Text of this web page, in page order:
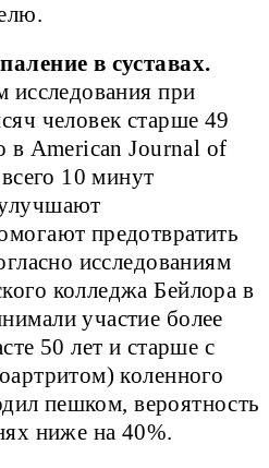
в суставах.
исследования при
человек старше 49
в American Journal of
10 минут
предотвратить
исследованиям
колледжа Бейлора в
участие более
50 лет и старше с
коленного
пешком, вероятность
ниже на 40%.